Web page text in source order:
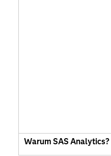
Warum SAS Analytics?